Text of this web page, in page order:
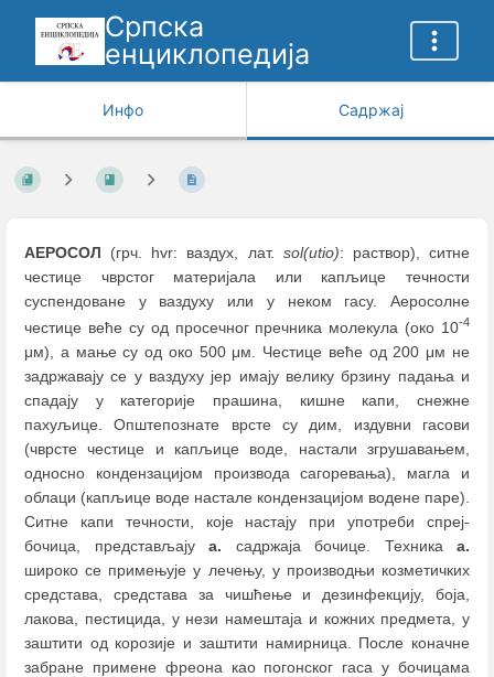
Српска
енциклопедија
Инфо Садржај
АЕРОСОЛ (грч. hvr: ваздух, лат. sol(utio): раствор), ситнe
честицe чврстог материјала или капљице течности
суспендоване у ваздуху или у неком гасу. Аеросолне
честице веће су од просечног пречника молекула (око 10-4
μм), а мање су од око 500 μм. Честице веће од 200 μм не
задржавају се у ваздуху јер имају велику брзину падања и
спадају у категорије прашина, кишне капи, снежне
пахуљице. Општепознате врсте су дим, издувни гасови
(чврсте честице и капљице воде, настали згрушавањем,
односно кондензацијом производа сагоревања), магла и
облаци (капљице воде настале кондензацијом водене паре).
Ситне капи течности, које настају при употреби спреј-
бочица, представљају а. садржаја бочице. Техника а.
широко се примењује у лечењу, у производњи козметичких
средстава, средстава за чишћење и дезинфекцију, боја,
лакова, пестицида, у нези намештаја и кожних предмета, у
заштити од корозије и заштити намирница. После коначне
забране примене фреона као погонског гаса у бочицама